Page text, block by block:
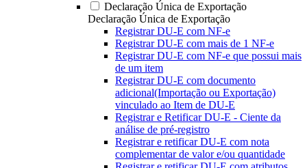
Declaração Única de Exportação
Declaração Única de Exportação
Registrar DU-E com NF-e
Registrar DU-E com mais de 1 NF-e
Registrar DU-E com NF-e que possui mais
de um item
Registrar DU-E com documento
adicional(Importação ou Exportação)
vinculado ao Item de DU-E
Registrar e Retificar DU-E - Ciente da
análise de pré-registro
Registrar e retificar DU-E com nota
complementar de valor e/ou quantidade